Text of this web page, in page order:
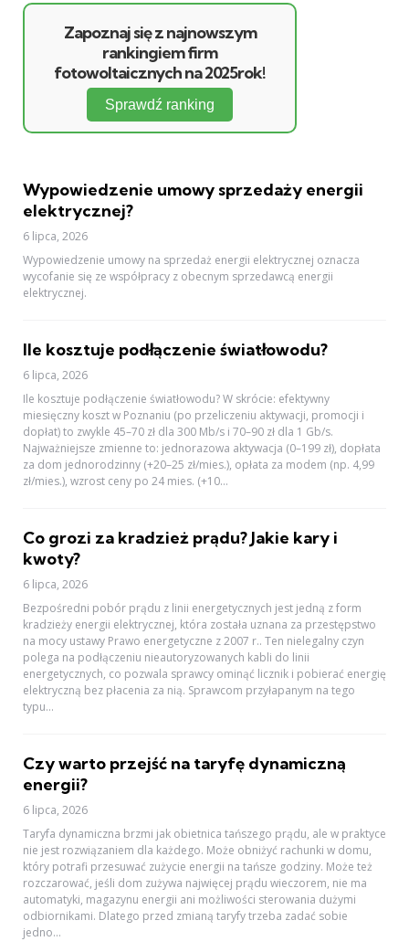
Zapoznaj się z najnowszym
rankingiem firm
fotowoltaicznych na 2025rok!
Sprawdź ranking
Wypowiedzenie umowy sprzedaży energii
elektrycznej?
6 lipca, 2026
Wypowiedzenie umowy na sprzedaż energii elektrycznej oznacza
wycofanie się ze współpracy z obecnym sprzedawcą energii
elektrycznej.
Ile kosztuje podłączenie światłowodu?
6 lipca, 2026
Ile kosztuje podłączenie światłowodu? W skrócie: efektywny
miesięczny koszt w Poznaniu (po przeliczeniu aktywacji, promocji i
dopłat) to zwykle 45–70 zł dla 300 Mb/s i 70–90 zł dla 1 Gb/s.
Najważniejsze zmienne to: jednorazowa aktywacja (0–199 zł), dopłata
za dom jednorodzinny (+20–25 zł/mies.), opłata za modem (np. 4,99
zł/mies.), wzrost ceny po 24 mies. (+10...
Co grozi za kradzież prądu? Jakie kary i
kwoty?
6 lipca, 2026
Bezpośredni pobór prądu z linii energetycznych jest jedną z form
kradzieży energii elektrycznej, która została uznana za przestępstwo
na mocy ustawy Prawo energetyczne z 2007 r.. Ten nielegalny czyn
polega na podłączeniu nieautoryzowanych kabli do linii
energetycznych, co pozwala sprawcy ominąć licznik i pobierać energię
elektryczną bez płacenia za nią. Sprawcom przyłapanym na tego
typu...
Czy warto przejść na taryfę dynamiczną
energii?
6 lipca, 2026
Taryfa dynamiczna brzmi jak obietnica tańszego prądu, ale w praktyce
nie jest rozwiązaniem dla każdego. Może obniżyć rachunki w domu,
który potrafi przesuwać zużycie energii na tańsze godziny. Może też
rozczarować, jeśli dom zużywa najwięcej prądu wieczorem, nie ma
automatyki, magazynu energii ani możliwości sterowania dużymi
odbiornikami. Dlatego przed zmianą taryfy trzeba zadać sobie
jedno...